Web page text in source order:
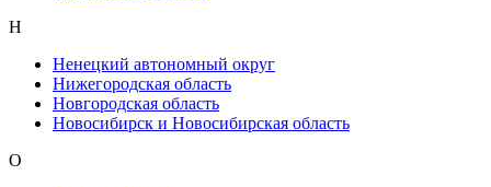
Н
Ненецкий автономный округ
Нижегородская область
Новгородская область
Новосибирск и Новосибирская область
О